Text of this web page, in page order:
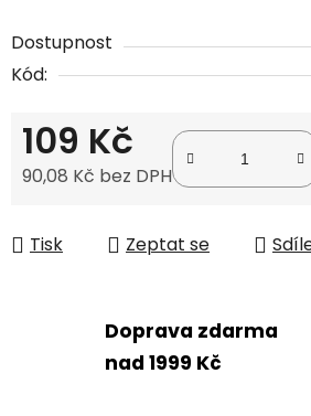
Dostupnost
Kód:
109 Kč
90,08 Kč bez DPH
Tisk Zeptat se
Doprava zdarma
nad 1999 Kč